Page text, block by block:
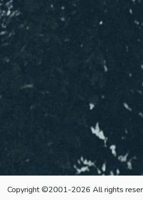
Copyright ©2001-2026 All rights